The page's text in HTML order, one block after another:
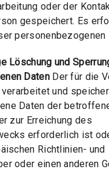
oder der
gespeichert. Es
personenbezogenen
Löschung und
DatenDer für die
und
Daten der
zur Erreichung des
erforderlich ist
Richtlinien- und
oder einen anderen